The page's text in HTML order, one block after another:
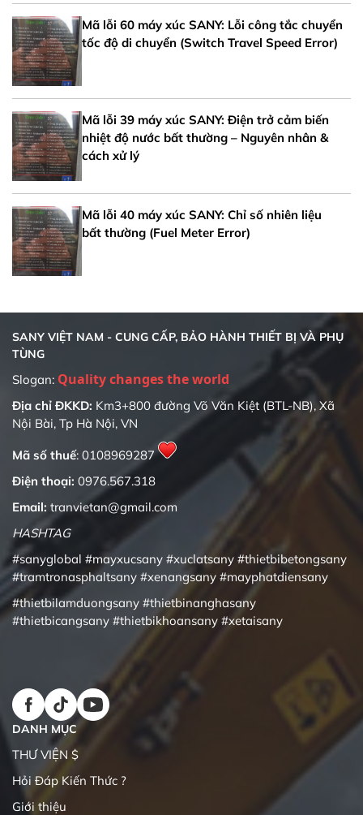
Mã lỗi 60 máy xúc SANY: Lỗi công tắc chuyển
tốc độ di chuyển (Switch Travel Speed Error)
Mã lỗi 39 máy xúc SANY: Điện trở cảm biến
nhiệt độ nước bất thường – Nguyên nhân &
cách xử lý
Mã lỗi 40 máy xúc SANY: Chỉ số nhiên liệu
bất thường (Fuel Meter Error)
SANY VIỆT NAM - CUNG CẤP, BẢO HÀNH THIẾT BỊ VÀ PHỤ
TÙNG
Slogan: Quality changes the world
Địa chỉ ĐKKD: Km3+800 đường Võ Văn Kiệt (BTL-NB), Xã
Nội Bài, Tp Hà Nội, VN
Mã số thuế: 0108969287
Điện thoại: 0976.567.318
Email: tranvietan@gmail.com
HASHTAG
#sanyglobal #mayxucsany #xuclatsany #thietbibetongsany
#tramtronasphaltsany #xenangsany #mayphatdiensany
#thietbilamduongsany #thietbinanghasany
#thietbicangsany #thietbikhoansany #xetaisany
DANH MỤC
THƯ VIỆN $
Hỏi Đáp Kiến Thức ?
Giới thiệu